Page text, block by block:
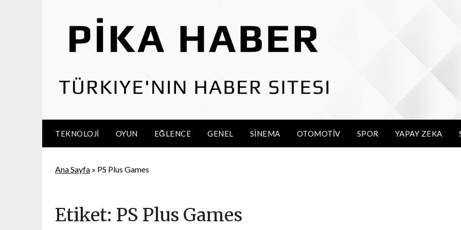
TEKNOLOJI OYUN EĞLENCE GENEL SINEMA OTOMOTIV SPOR YAPAY ZEKA
Ana Sayfa » PS Plus Games
Etiket: PS Plus Games